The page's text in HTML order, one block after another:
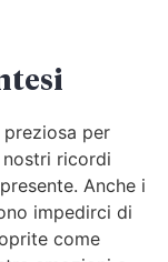
preziosa per
ricordi
Anche i
impedirci di
come